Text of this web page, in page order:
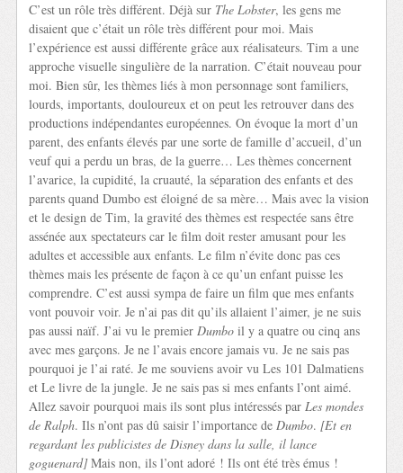
C’est un rôle très différent. Déjà sur The Lobster, les gens me
disaient que c’était un rôle très différent pour moi. Mais
l’expérience est aussi différente grâce aux réalisateurs. Tim a une
approche visuelle singulière de la narration. C’était nouveau pour
moi. Bien sûr, les thèmes liés à mon personnage sont familiers,
lourds, importants, douloureux et on peut les retrouver dans des
productions indépendantes européennes. On évoque la mort d’un
parent, des enfants élevés par une sorte de famille d’accueil, d’un
veuf qui a perdu un bras, de la guerre… Les thèmes concernent
l’avarice, la cupidité, la cruauté, la séparation des enfants et des
parents quand Dumbo est éloigné de sa mère… Mais avec la vision
et le design de Tim, la gravité des thèmes est respectée sans être
assénée aux spectateurs car le film doit rester amusant pour les
adultes et accessible aux enfants. Le film n’évite donc pas ces
thèmes mais les présente de façon à ce qu’un enfant puisse les
comprendre. C’est aussi sympa de faire un film que mes enfants
vont pouvoir voir. Je n’ai pas dit qu’ils allaient l’aimer, je ne suis
pas aussi naïf. J’ai vu le premierDumbo il y a quatre ou cinq ans
avec mes garçons. Je ne l’avais encore jamais vu. Je ne sais pas
pourquoi je l’ai raté. Je me souviens avoir vu Les 101 Dalmatiens
et Le livre de la jungle. Je ne sais pas si mes enfants l’ont aimé.
Allez savoir pourquoi mais ils sont plus intéressés parLes mondes
de Ralph. Ils n’ont pas dû saisir l’importance deDumbo. [Et en
regardant les publicistes de Disney dans la salle, il lance
goguenard]Mais non, ils l’ont adoré ! Ils ont été très émus !